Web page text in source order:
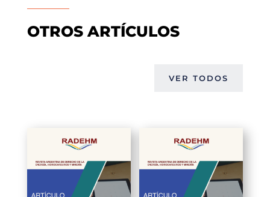
OTROS ARTÍCULOS
VER TODOS